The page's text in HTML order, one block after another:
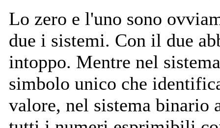
Lo zero e l'uno sono
due i sistemi. Con il due
intoppo. Mentre nel
simbolo unico che
valore, nel sistema binario